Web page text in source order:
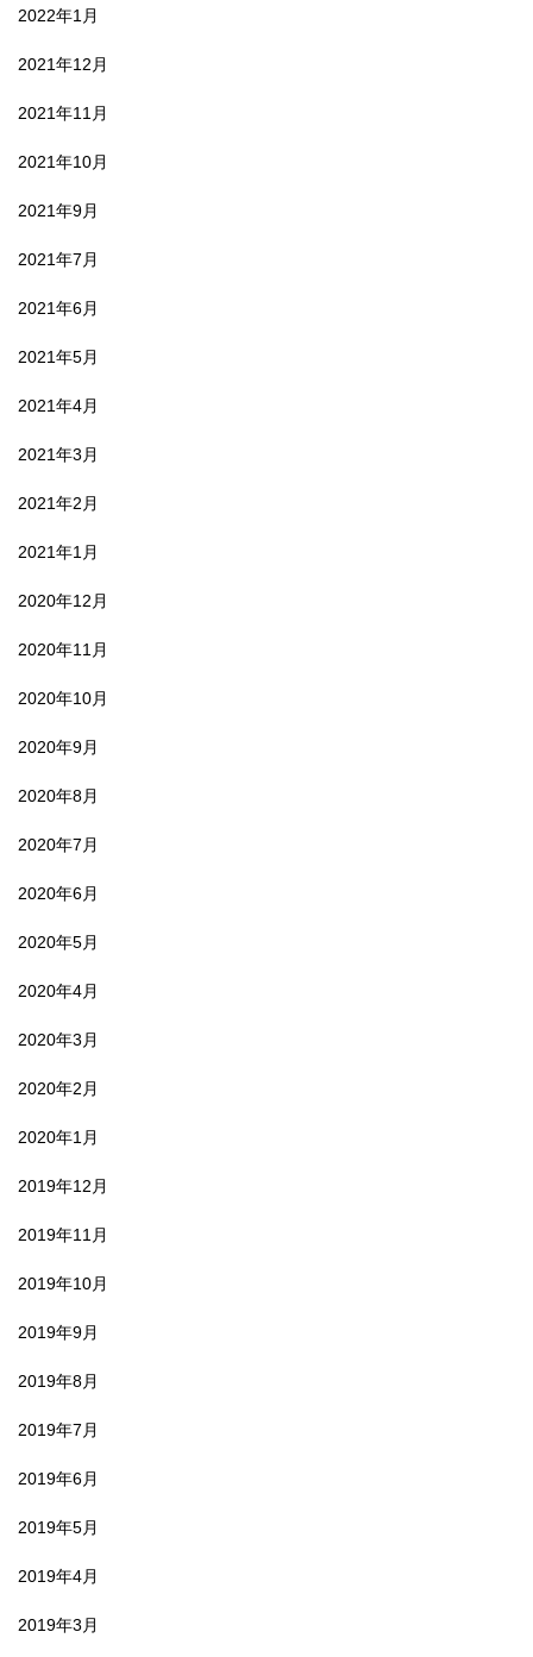
2022年1月
2021年12月
2021年11月
2021年10月
2021年9月
2021年7月
2021年6月
2021年5月
2021年4月
2021年3月
2021年2月
2021年1月
2020年12月
2020年11月
2020年10月
2020年9月
2020年8月
2020年7月
2020年6月
2020年5月
2020年4月
2020年3月
2020年2月
2020年1月
2019年12月
2019年11月
2019年10月
2019年9月
2019年8月
2019年7月
2019年6月
2019年5月
2019年4月
2019年3月